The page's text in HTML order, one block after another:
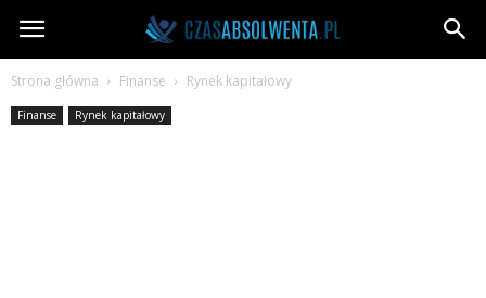
CzasAbsolwenta.pl
Strona główna Finanse Rynek kapitałowy
Finanse Rynek kapitałowy